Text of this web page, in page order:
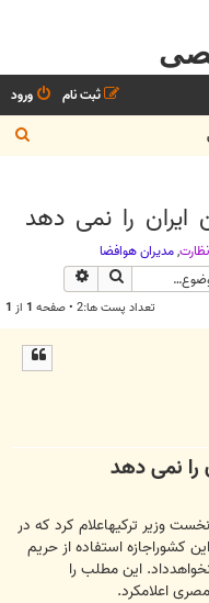
ورود
ثبت نام
س
ایران را نمی دهد
,مديران هوافضا
جستجو
تعداد پست ها:2 • صفحه 1 از 1
را نمی دهد
وزیر ترکیهاعلام کرد که در
کشوراجازه استفاده از حریم
این مطلب را
اعلامکرد.